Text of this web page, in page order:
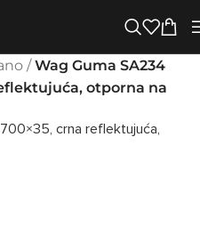
/Wag Guma SA234
otporna na
crna reflektujuća,